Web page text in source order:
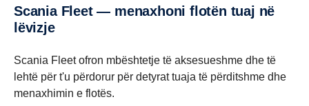
Scania Fleet — menaxhoni flotën tuaj në
lëvizje
Scania Fleet ofron mbështetje të aksesueshme dhe të
lehtë për t'u përdorur për detyrat tuaja të përditshme dhe
menaxhimin e flotës.